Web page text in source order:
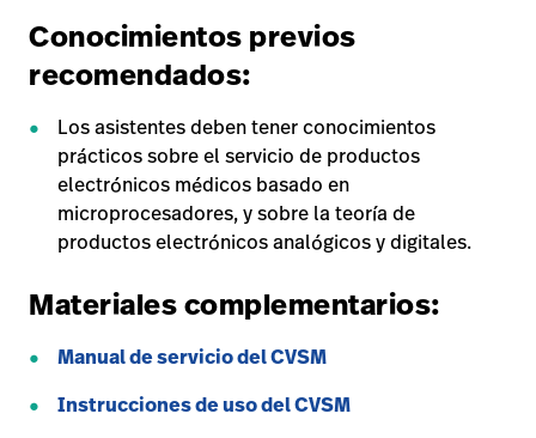
Conocimientos previos
recomendados:
Los asistentes deben tener conocimientos
prácticos sobre el servicio de productos
electrónicos médicos basado en
microprocesadores, y sobre la teoría de
productos electrónicos analógicos y digitales.
Materiales complementarios:
Manual de servicio del CVSM
Instrucciones de uso del CVSM